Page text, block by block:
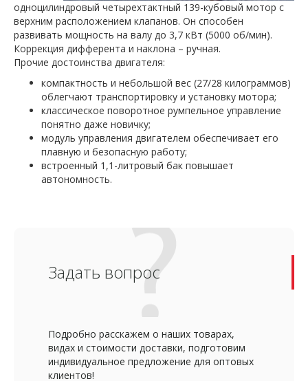
одноцилиндровый четырехтактный 139-кубовый мотор с
верхним расположением клапанов. Он способен
развивать мощность на валу до 3,7 кВт (5000 об/мин).
Коррекция дифферента и наклона – ручная.
Прочие достоинства двигателя:
компактность и небольшой вес (27/28 килограммов)
облегчают транспортировку и установку мотора;
классическое поворотное румпельное управление
понятно даже новичку;
модуль управления двигателем обеспечивает его
плавную и безопасную работу;
встроенный 1,1-литровый бак повышает
автономность.
Задать вопрос
Подробно расскажем о наших товарах,
видах и стоимости доставки, подготовим
индивидуальное предложение для оптовых
клиентов!